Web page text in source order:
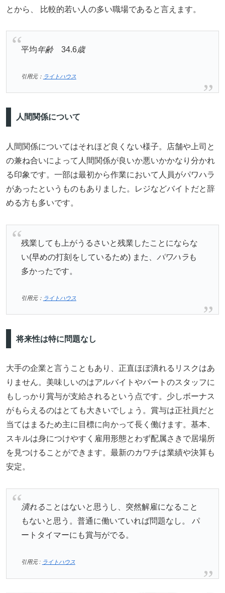
とから、 比較的若い人の多い職場であると言えます。
平均年齢34.6歳
引用元： ライトハウス
人間関係について
人間関係についてはそれほど良くない様子。店舗や上司と
の兼ね合いによって人間関係が良いか悪いかかなり分かれ
る印象です。一部は最初から作業において人員がパワハラ
があったというものもありました。レジなどバイトだと辞
める方も多いです。
残業しても上がうるさいと残業したことにならな
い(早めの打刻をしているため) また、 パワハラ も
多かったです。
引用元： ライトハウス
将来性は特に問題なし
大手の企業と言うこともあり、正直ほぼ潰れるリスクはあ
りません。美味しいのはアルバイトやパートのスタッフに
もしっかり賞与が支給されるという点です。少しボーナス
がもらえるのはとても大きいでしょう。賞与は正社員だと
当てはまるため主に目標に向かって長く働けます。基本、
スキルは身につけやすく雇用形態とわず配属さきで居場所
を見つけることができます。最新のカワチは業績や決算も
安定。
潰れることはないと思うし、突然解雇になること
もないと思う。普通に働いていれば問題なし。 パ
ートタイマーにも賞与がでる。
引用元 : ライトハウス